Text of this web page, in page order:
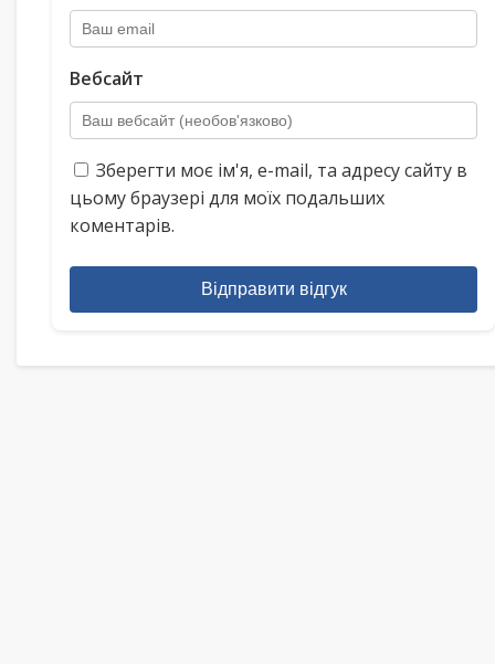
Вебсайт
Зберегти моє ім'я, e-mail, та адресу сайту в
цьому браузері для моїх подальших
коментарів.
Відправити відгук